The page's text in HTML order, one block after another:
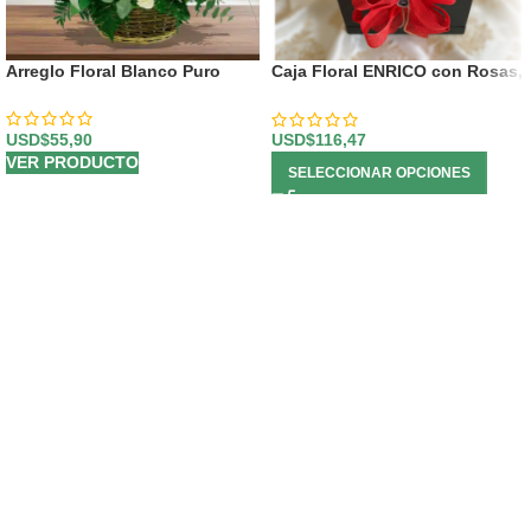
Arreglo Floral Blanco Puro
USD$55,90
VER PRODUCTO
Caja Floral ENRICO con Rosas,
USD$116,47
SELECCIONAR OPCIONES